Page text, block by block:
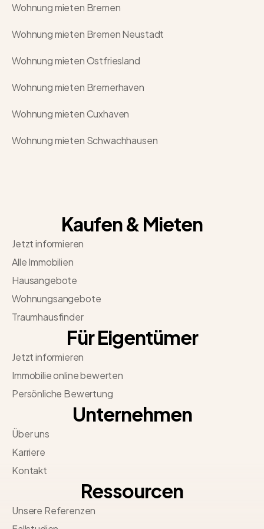
Wohnung mieten Bremen
Wohnung mieten Bremen Neustadt
Wohnung mieten Ostfriesland
Wohnung mieten Bremerhaven
Wohnung mieten Cuxhaven
Wohnung mieten Schwachhausen
Kaufen & Mieten
Jetzt informieren
Alle Immobilien
Hausangebote
Wohnungsangebote
Traumhausfinder
Für Eigentümer
Jetzt informieren
Immobilie online bewerten
Persönliche Bewertung
Unternehmen
Über uns
Karriere
Kontakt
Ressourcen
Unsere Referenzen